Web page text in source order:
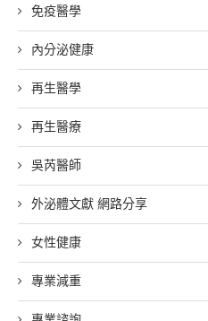
免疫醫學
內分泌健康
再生醫學
再生醫療
吳芮醫師
外泌體文獻 網路分享
女性健康
專業減重